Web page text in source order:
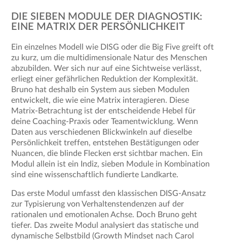
DIE SIEBEN MODULE DER DIAGNOSTIK:
EINE MATRIX DER PERSÖNLICHKEIT
Ein einzelnes Modell wie DISG oder die Big Five greift oft
zu kurz, um die multidimensionale Natur des Menschen
abzubilden. Wer sich nur auf eine Sichtweise verlässt,
erliegt einer gefährlichen Reduktion der Komplexität.
Bruno hat deshalb ein System aus sieben Modulen
entwickelt, die wie eine Matrix interagieren. Diese
Matrix-Betrachtung ist der entscheidende Hebel für
deine Coaching-Praxis oder Teamentwicklung. Wenn
Daten aus verschiedenen Blickwinkeln auf dieselbe
Persönlichkeit treffen, entstehen Bestätigungen oder
Nuancen, die blinde Flecken erst sichtbar machen. Ein
Modul allein ist ein Indiz, sieben Module in Kombination
sind eine wissenschaftlich fundierte Landkarte.
Das erste Modul umfasst den klassischen DISG-Ansatz
zur Typisierung von Verhaltenstendenzen auf der
rationalen und emotionalen Achse. Doch Bruno geht
tiefer. Das zweite Modul analysiert das statische und
dynamische Selbstbild (Growth Mindset nach Carol